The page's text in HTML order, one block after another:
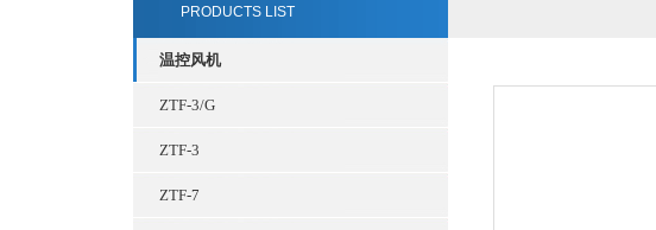
PRODUCTS LIST
温控风机
ZTF-3/G
ZTF-3
ZTF-7